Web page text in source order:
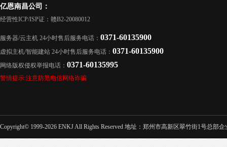
亿恩南昌公司：
经营性ICP/ISP证：赣B2-20080012
服务器/云主机 24小时售后服务电话： 0371-60135900
虚拟主机/智能建站 24小时售后服务电话： 0371-60135900
网络版权侵权举报电话： 0371-60135995
警情提示:注意防范电信网络诈骗
Copyright© 1999-2026 ENKJ All Rights Reserved 地址：郑州市高新区翠竹街1号